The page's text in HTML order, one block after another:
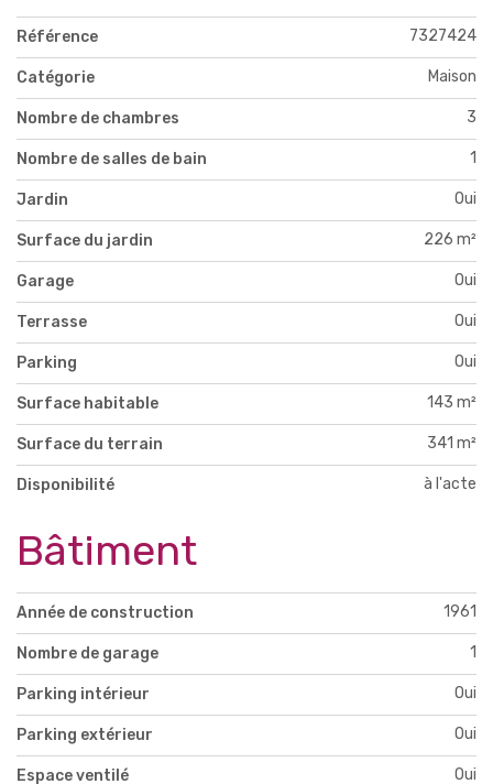
Référence 7327424
Catégorie Maison
Nombre de chambres 3
Nombre de salles de bain 1
Jardin Oui
Surface du jardin 226 m²
Garage Oui
Terrasse Oui
Parking Oui
Surface habitable 143 m²
Surface du terrain 341 m²
Disponibilité à l'acte
Bâtiment
Année de construction 1961
Nombre de garage 1
Parking intérieur Oui
Parking extérieur Oui
Espace ventilé Oui